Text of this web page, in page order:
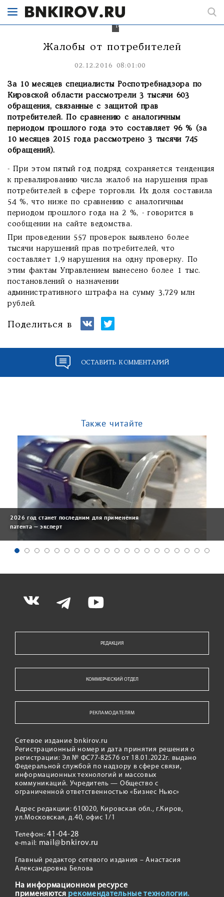
сфере
торговли.
Жалобы от потребителей
02.12.2016 08:01:00
За 10 месяцев специалисты Роспотребнадзора по
Кировской области рассмотрели 3 тысячи 603
обращения, связанные с защитой прав
потребителей. По сравнению с аналогичным
периодом прошлого года это составляет 96 % (за
10 месяцев 2015 года рассмотрено 3 тысячи 745
обращений).
- При этом пятый год подряд сохраняется тенденция
к превалированию числа жалоб на нарушения прав
потребителей в сфере торговли. Их доля составила
54 %, что ниже по сравнению с аналогичным
периодом прошлого года на 2 %, - говорится в
сообщении на сайте ведомства.
При проведении 557 проверок выявлено более
тысячи нарушений прав потребителей, что
составляет 1,9 нарушения на одну проверку. По
этим фактам Управлением вынесено более 1 тыс.
постановлений о назначении
административного штрафа на сумму 3,729 млн
рублей.
Поделиться в
ОСТАВИТЬ КОММЕНТАРИЙ
Также читайте
2026 год станет последним для применения
патента — эксперт
РЕДАКЦИЯ
КОММЕРЧЕСКИЙ ОТДЕЛ
РЕКЛАМОДАТЕЛЯМ
Сетевое издание bnkirov.ru
Регистрационный номер и дата принятия решения о
регистрации: Эл № ФС77-82576 от 18.01.2022г. выдано
Федеральной службой по надзору в сфере связи,
информационных технологий и массовых
коммуникаций. Учредитель — Общество с
ограниченной ответственностью «Бизнес Ньюс»
Адрес редакции: 610020, Кировская обл., г.Киров,
ул.Московская, д.40, офис 1/1
Телефон:41-04-28
e-mail: mail@bnkirov.ru
Главный редактор сетевого издания – Анастасия
Александровна Белова
На информационном ресурсе
применяются рекомендательные технологии.